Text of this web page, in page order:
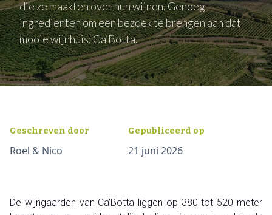
die ze maakten over hun wijnen. Genoeg
ingredienten om een bezoek te brengen aan dat
mooie wijnhuis; Ca’Botta.
Geschreven door
Roel & Nico
Gepubliceerd op
21 juni 2026
De wijngaarden van Ca'Botta liggen op 380 tot 520 meter